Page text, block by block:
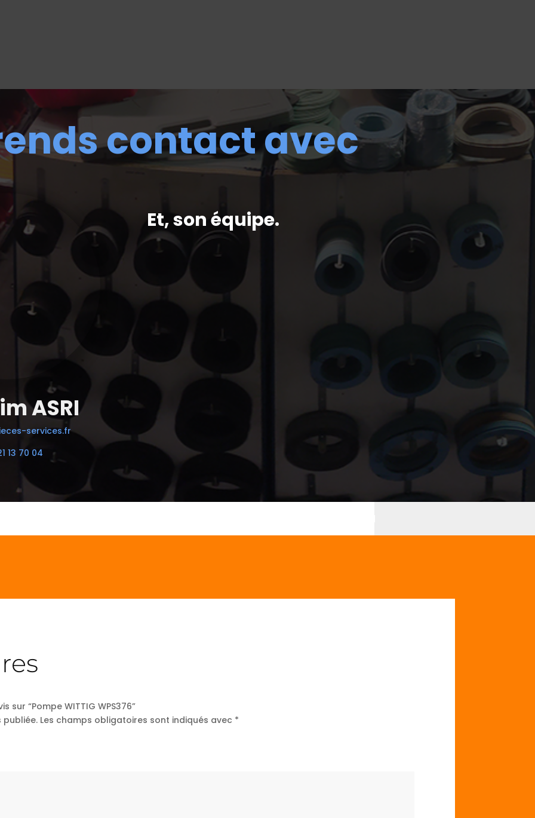
contact avec
ASRI
services.fr
13 70 04
Et, son équipe.
sur “Pompe WITTIG WPS376”
Les champs obligatoires sont indiqués avec *